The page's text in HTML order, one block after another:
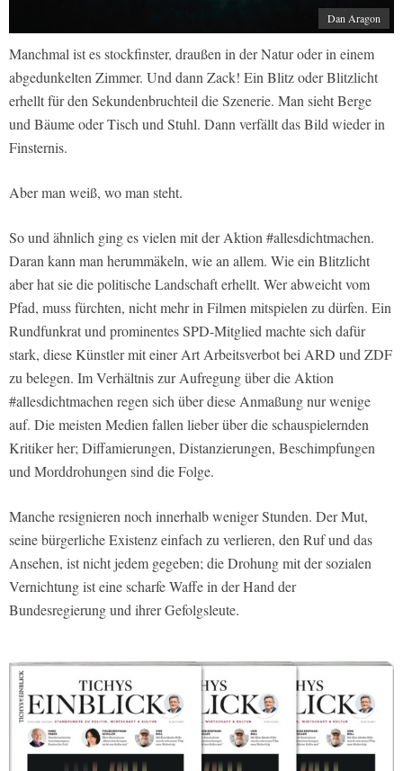
Dan Aragon
Manchmal ist es stockfinster, draußen in der Natur oder in einem
abgedunkelten Zimmer. Und dann Zack! Ein Blitz oder Blitzlicht
erhellt für den Sekundenbruchteil die Szenerie. Man sieht Berge
und Bäume oder Tisch und Stuhl. Dann verfällt das Bild wieder in
Finsternis.
Aber man weiß, wo man steht.
So und ähnlich ging es vielen mit der Aktion #allesdichtmachen.
Daran kann man herummäkeln, wie an allem. Wie ein Blitzlicht
aber hat sie die politische Landschaft erhellt. Wer abweicht vom
Pfad, muss fürchten, nicht mehr in Filmen mitspielen zu dürfen. Ein
Rundfunkrat und prominentes SPD-Mitglied machte sich dafür
stark, diese Künstler mit einer Art Arbeitsverbot bei ARD und ZDF
zu belegen. Im Verhältnis zur Aufregung über die Aktion
#allesdichtmachen regen sich über diese Anmaßung nur wenige
auf. Die meisten Medien fallen lieber über die schauspielernden
Kritiker her; Diffamierungen, Distanzierungen, Beschimpfungen
und Morddrohungen sind die Folge.
Manche resignieren noch innerhalb weniger Stunden. Der Mut,
seine bürgerliche Existenz einfach zu verlieren, den Ruf und das
Ansehen, ist nicht jedem gegeben; die Drohung mit der sozialen
Vernichtung ist eine scharfe Waffe in der Hand der
Bundesregierung und ihrer Gefolgsleute.